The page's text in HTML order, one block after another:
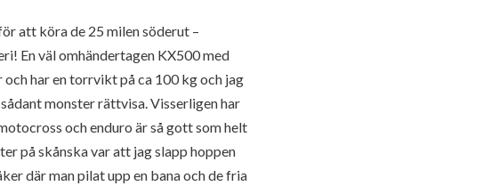
att köra de 25 milen söderut –
En väl omhändertagen KX500 med
har en torrvikt på ca 100 kg och jag
monster rättvisa. Visserligen har
och enduro är så gott som helt
på skånska var att jag slapp hoppen
där man pilat upp en bana och de fria